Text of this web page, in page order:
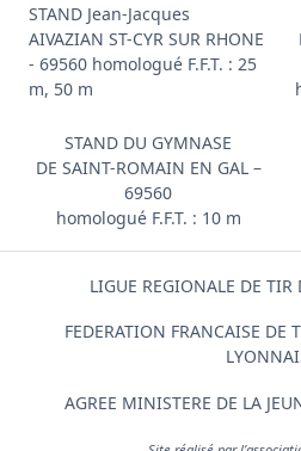
STAND Jean-Jacques
AIVAZIAN ST-CYR SUR RHONE
- 69560 homologué F.F.T. : 25
m, 50 m
STAND DU GYMNASE
DE SAINT-ROMAIN EN GAL –
69560
homologué F.F.T. : 10 m
LIGUE REGIONALE DE TIR
FEDERATION FRANCAISE DE
AGREE MINISTERE DE LA